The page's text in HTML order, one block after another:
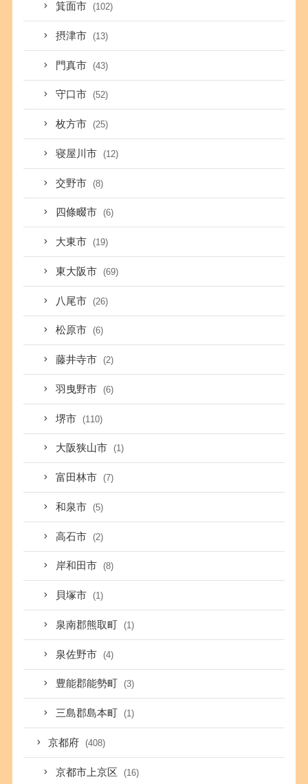
箕面市 (102)
摂津市 (13)
門真市 (43)
守口市 (52)
枚方市 (25)
寝屋川市 (12)
交野市 (8)
四條畷市 (6)
大東市 (19)
東大阪市 (69)
八尾市 (26)
松原市 (6)
藤井寺市 (2)
羽曳野市 (6)
堺市 (110)
大阪狭山市 (1)
富田林市 (7)
和泉市 (5)
高石市 (2)
岸和田市 (8)
貝塚市 (1)
泉南郡熊取町 (1)
泉佐野市 (4)
豊能郡能勢町 (3)
三島郡島本町 (1)
京都府 (408)
京都市上京区 (16)